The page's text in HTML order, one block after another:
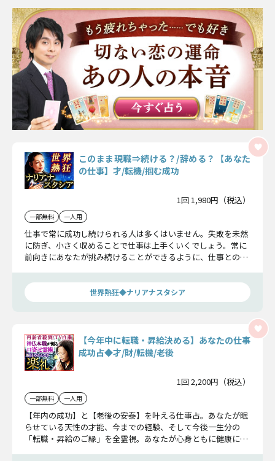
このまま現職⇒続ける？/辞める？【あなた
の仕事】才/転機/掴む成功
1回 1,980円（税込）
一部無料 一人用
仕事で常に成功し続けられる人は多くはいません。失敗を未然
に防ぎ、小さく収めることで仕事は上手くいくでしょう。常に
前向きにあなたが挑み続けることができるように、仕事との付
世界熱狂◆ナリアナスタシア
【今年中に転職・昇給決める】あなたの仕事
成功占◆才/財/転機/老後
1回 2,200円（税込）
一部無料 一人用
【年内の成功】と【老後の安泰】を叶える仕事占。あなたが眠
らせている天性の才能、今までの経験、そして今後一生分の
「転職・昇給のご縁」を全霊視。あなたが心身ともに健康に働